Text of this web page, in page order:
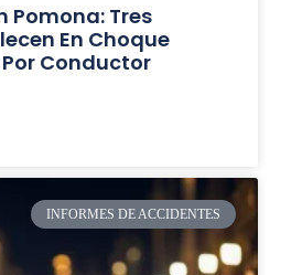
Pomona: Tres
En Choque
Conductor
INFORMES DE ACCIDENTES